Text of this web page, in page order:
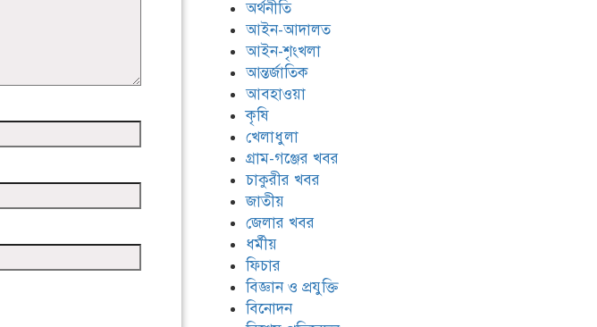
অর্থনীতি
আইন-আদালত
আইন-শৃংখলা
আন্তর্জাতিক
আবহাওয়া
কৃষি
খেলাধুলা
গ্রাম-গঞ্জের খবর
চাকুরীর খবর
জাতীয়
জেলার খবর
ধর্মীয়
ফিচার
বিজ্ঞান ও প্রযুক্তি
বিনোদন